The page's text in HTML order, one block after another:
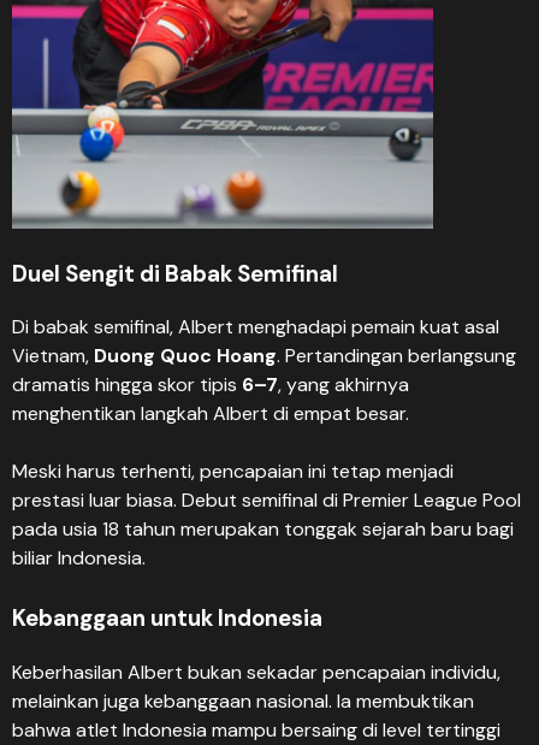
Duel Sengit di Babak Semifinal
Di babak semifinal, Albert menghadapi pemain kuat asal
Vietnam, Duong Quoc Hoang. Pertandingan berlangsung
dramatis hingga skor tipis 6–7, yang akhirnya
menghentikan langkah Albert di empat besar.
Meski harus terhenti, pencapaian ini tetap menjadi
prestasi luar biasa. Debut semifinal di Premier League Pool
pada usia 18 tahun merupakan tonggak sejarah baru bagi
biliar Indonesia.
Kebanggaan untuk Indonesia
Keberhasilan Albert bukan sekadar pencapaian individu,
melainkan juga kebanggaan nasional. Ia membuktikan
bahwa atlet Indonesia mampu bersaing di level tertinggi